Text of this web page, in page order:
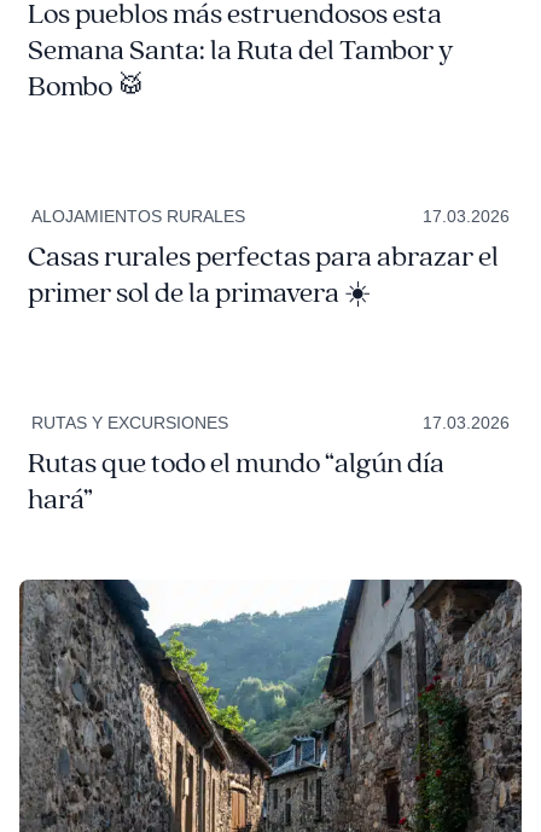
Los pueblos más estruendosos esta
Semana Santa: la Ruta del Tambor y
Bombo 🥁
ALOJAMIENTOS RURALES 17.03.2026
Casas rurales perfectas para abrazar el
primer sol de la primavera ☀️
RUTAS Y EXCURSIONES 17.03.2026
Rutas que todo el mundo “algún día
hará”